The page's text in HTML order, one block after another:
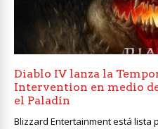
Diablo IV lanza la
Intervention en medio
el Paladín
Blizzard Entertainment está lista